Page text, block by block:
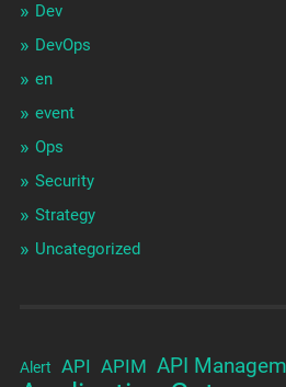
Dev
DevOps
en
event
Ops
Security
Strategy
Uncategorized
Alert API APIM API